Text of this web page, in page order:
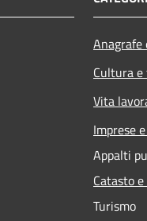
Cultura
Vita
Imprese
Appalti
Catasto
Turismo